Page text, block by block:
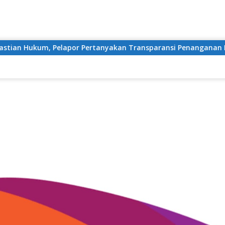
Transparansi Penanganan Laporan Dugaan Perzinahan di